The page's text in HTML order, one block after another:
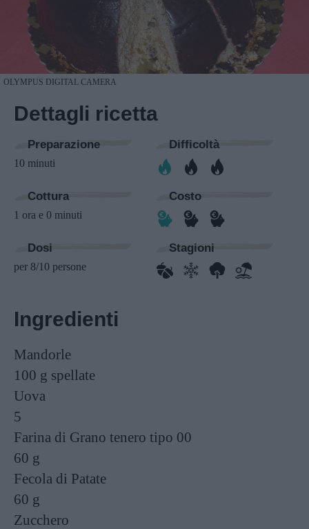
OLYMPUS DIGITAL CAMERA
Dettagli ricetta
Preparazione
10 minuti
Difficoltà
Cottura
1 ora e 0 minuti
Costo
Dosi
per 8/10 persone
Stagioni
Ingredienti
Mandorle
100 g spellate
Uova
5
Farina di Grano tenero tipo 00
60 g
Fecola di Patate
60 g
Zucchero